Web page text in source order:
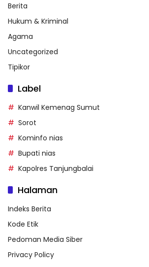
Berita
Hukum & Kriminal
Agama
Uncategorized
Tipikor
Label
Kanwil Kemenag Sumut
Sorot
Kominfo nias
Bupati nias
Kapolres Tanjungbalai
Halaman
Indeks Berita
Kode Etik
Pedoman Media Siber
Privacy Policy